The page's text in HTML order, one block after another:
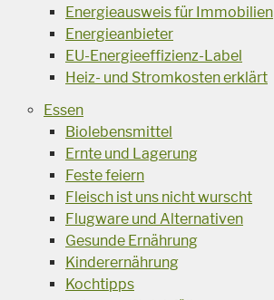
Energieausweis für Immobilien
Energieanbieter
EU-Energieeffizienz-Label
Heiz- und Stromkosten erklärt
Essen
Biolebensmittel
Ernte und Lagerung
Feste feiern
Fleisch ist uns nicht wurscht
Flugware und Alternativen
Gesunde Ernährung
Kinderernährung
Kochtipps